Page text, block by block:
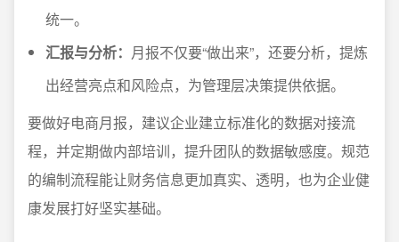
统一。
汇报与分析： 月报不仅要“做出来”，还要分析，提炼
出经营亮点和风险点，为管理层决策提供依据。
要做好电商月报，建议企业建立标准化的数据对接流
程，并定期做内部培训，提升团队的数据敏感度。规范
的编制流程能让财务信息更加真实、透明，也为企业健
康发展打好坚实基础。